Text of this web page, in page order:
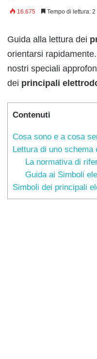
16.675 Tempo di lettura: 2
Guida alla lettura dei
orientarsi
nostri speciali
dei principali
Contenuti
Cosa sono e a cosa
Lettura di uno schema
La normativa di
Guida ai Simboli
Simboli dei principali